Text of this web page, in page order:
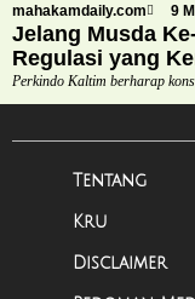
mahakamdaily.com 9
Jelang Musda
Regulasi yang
Perkindo Kaltim berharap
Tentang
Kru
Disclaimer